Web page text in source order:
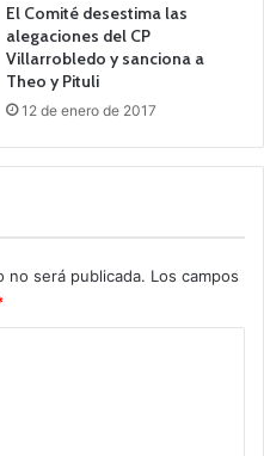
El Comité desestima las
alegaciones del CP
Villarrobledo y sanciona a
Theo y Pituli
12 de enero de 2017
no será publicada. Los campos